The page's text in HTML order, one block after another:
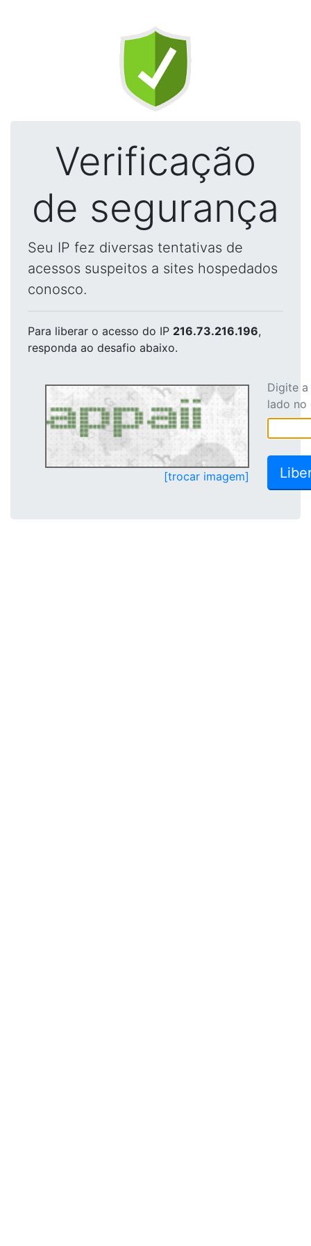
Verificação
de segurança
Seu IP fez diversas tentativas de
acessos suspeitos a sites hospedados
conosco.
Para liberar o acesso do IP 216.73.216.196,
responda ao desafio abaixo.
[trocar imagem]
Digite
lado no